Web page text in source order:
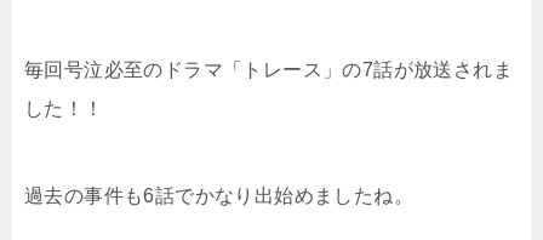
毎回号泣必至のドラマ「トレース」の7話が放送されま
した！！
過去の事件も6話でかなり出始めましたね。